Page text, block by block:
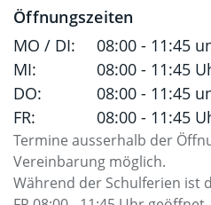
Öffnungszeiten
MO / DI:
08:00 - 11:45
MI:
08:00 - 11:45
DO:
08:00 - 11:45
FR:
08:00 - 11:45
Termine ausserhalb der
Vereinbarung möglich.
Während der Schulferien ist